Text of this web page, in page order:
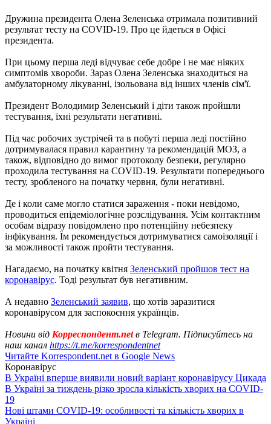
Дружина президента Олена Зеленська отримала позитивний
результат тесту на COVID-19. Про це йдеться в Офісі
президента.
При цьому перша леді відчуває себе добре і не має ніяких
симптомів хвороби. Зараз Олена Зеленська знаходиться на
амбулаторному лікуванні, ізольована від інших членів сім'ї.
Президент Володимир Зеленський і діти також пройшли
тестування, їхні результати негативні.
Під час робочих зустрічей та в побуті перша леді постійно
дотримувалася правил карантину та рекомендацій МОЗ, а
також, відповідно до вимог протоколу безпеки, регулярно
проходила тестування на COVID-19. Результати попереднього
тесту, зробленого на початку червня, були негативні.
Де і коли саме могло статися зараження - поки невідомо,
проводиться епідеміологічне розслідування. Усім контактним
особам відразу повідомлено про потенційну небезпеку
інфікування. Їм рекомендується дотримуватися самоізоляції і
за можливості також пройти тестування.
Нагадаємо, на початку квітня Зеленський пройшов тест на
коронавірус. Тоді результат був негативним.
А недавно Зеленський заявив, що хотів заразитися
коронавірусом для заспокоєння українців.
Новини від Корреспондент.netв Telegram. Підписуйтесь на
наш канал https://t.me/korrespondentnet
Читайте Korrespondent.net в Google News
Коронавірус
В Україні вперше виявили новий варіант коронавірусу Цикада
В Україні за тиждень різко зросла кількість хворих на COVID-
19
Нові штами COVID-19: особливості та кількість хворих в
Україні